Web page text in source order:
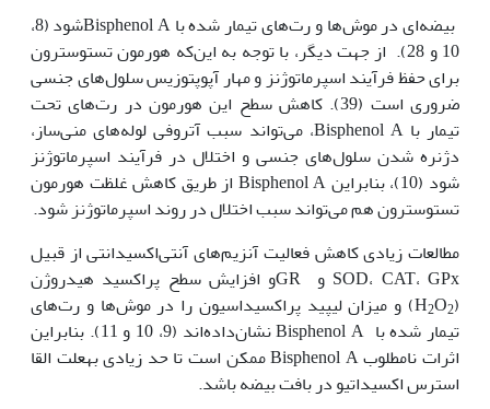
بیضه‌ای در موش‌ها و رت‌های تیمار شده با Bisphenol Aشود (8،
10 و 28). از جهت دیگر، با توجه به این‌که هورمون تستوسترون
برای حفظ فرآیند اسپرماتوژنز و مهار آپوپتوزیس سلول‌های جنسی
ضروری است (39). کاهش سطح این هورمون در رت‌های تحت
تیمار با Bisphenol A، می‌تواند سبب آتروفی لوله‌های منی‌ساز،
دژنره شدن سلول‌های جنسی و اختلال در فرآیند اسپرماتوژنز
‌شود (10)، بنابراین Bisphenol A از طریق کاهش غلظت هورمون
تستوسترون هم می‌تواند سبب اختلال در روند اسپرماتوژنز شود.
مطالعات زیادی کاهش فعالیت آنزیم‌های آنتی‌اکسیدانتی از قبیل
SOD، CAT، GPx و GRو افزایش سطح پراکسید هیدروژن
(H
2O2
) و میزان لیپید پراکسیداسیون را در موش‌ها و رت‌های
تیمار شده با Bisphenol A نشان‌داده‌اند (9، 10 و 11). بنابراین
اثرات نامطلوب Bisphenol A ممکن است تا حد زیادی به‏علت القا
استرس اکسیداتیو در بافت بیضه باشد.